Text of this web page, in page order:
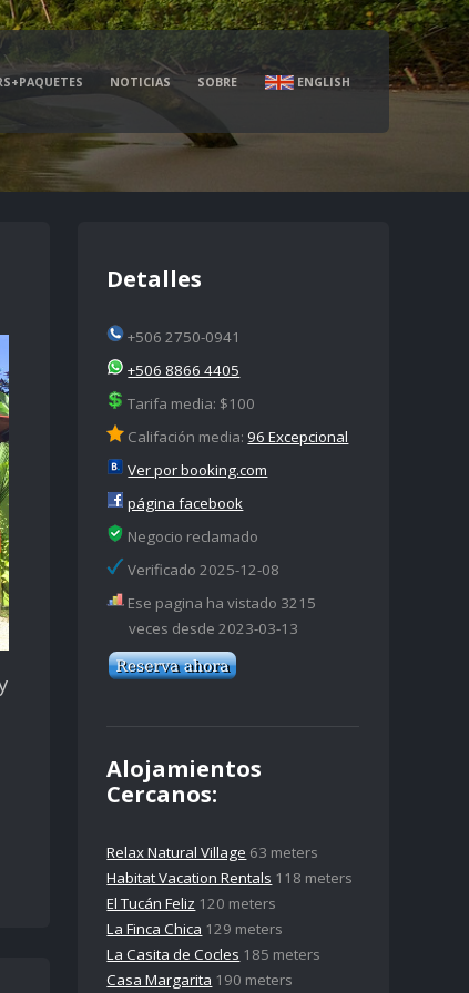
NOTICIAS SOBRE ENGLISH
Detalles
+506 2750-0941
+506 8866 4405
Tarifa media: $100
Califación media:96 Excepcional
Ver por booking.com
página facebook
Negocio reclamado
Verificado 2025-12-08
Ese pagina ha vistado 3215
veces desde 2023-03-13
Alojamientos
Cercanos:
Relax Natural Village 63 meters
Habitat Vacation Rentals 118 meters
El Tucán Feliz 120 meters
La Finca Chica 129 meters
La Casita de Cocles 185 meters
Casa Margarita 190 meters